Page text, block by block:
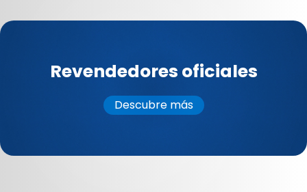
Revendedores oficiales
Descubre más